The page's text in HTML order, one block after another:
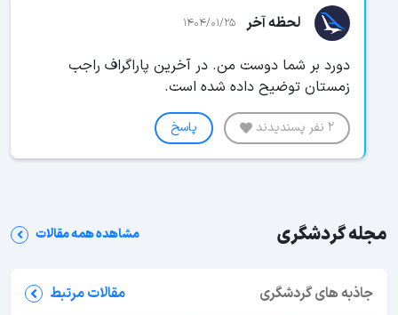
لحظه آخر 1404/01/25
دورد بر شما دوست من. در آخرین پاراگراف راجب
زمستان توضیح داده شده است.
2 نفر پسندیدند پاسخ
مجله گردشگری مشاهده همه مقالات
جاذبه های گردشگری مقالات مرتبط